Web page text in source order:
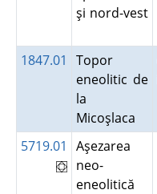
şi nord-vest
1847.01
Topor
eneolitic de
la
Micoşlaca
5719.01
Aşezarea
neo-
eneolitică